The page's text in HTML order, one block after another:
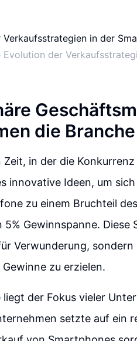
Evolution der
die
Zeit, in der die
innovative Ideen, um
zu einem Bruchteil
5% Gewinnspanne.
Verwunderung,
zu erzielen.
liegt der Fokus vieler
setzte auf ein